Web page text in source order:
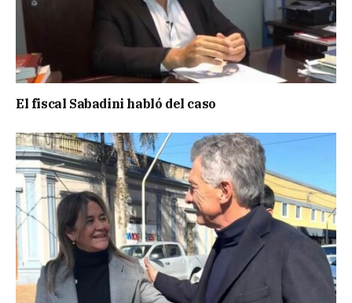
El fiscal Sabadini habló del caso